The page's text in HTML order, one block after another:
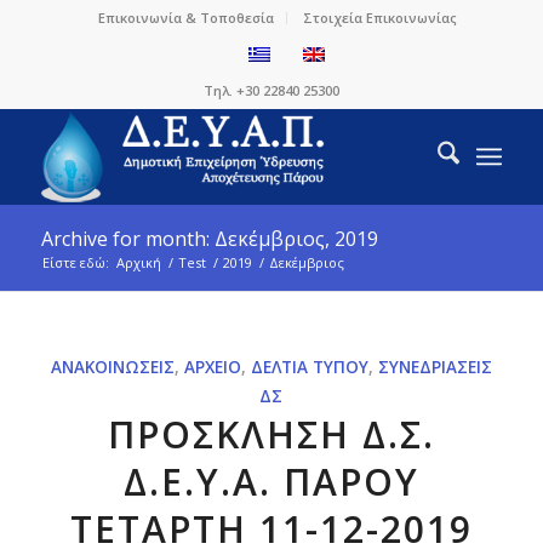
Επικοινωνία & Τοποθεσία Στοιχεία Επικοινωνίας
Τηλ. +30 22840 25300
Archive for month: Δεκέμβριος, 2019
Είστε εδώ: Αρχική / Test / 2019 / Δεκέμβριος
ΑΝΑΚΟΙΝΏΣΕΙΣ, ΑΡΧΕΊΟ, ΔΕΛΤΊΑ ΤΎΠΟΥ, ΣΥΝΕΔΡΙΆΣΕΙΣ
ΔΣ
ΠΡΟΣΚΛΗΣΗ Δ.Σ.
Δ.Ε.Υ.Α. ΠΑΡΟΥ
ΤΕΤΑΡΤΗ 11-12-2019